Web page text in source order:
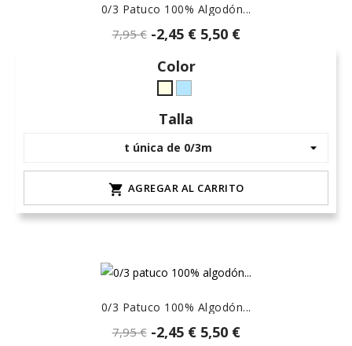
0/3 Patuco 100% Algodón...
7,95 € -2,45 € 5,50 €
Color
crudo-
marfil
Talla
 AGREGAR AL CARRITO
0/3 Patuco 100% Algodón...
7,95 € -2,45 € 5,50 €